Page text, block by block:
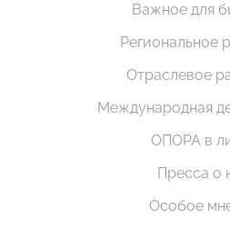
Важное для
Региональное
Отраслевое
Международная
ОПОРА в
Пресса о
Особое